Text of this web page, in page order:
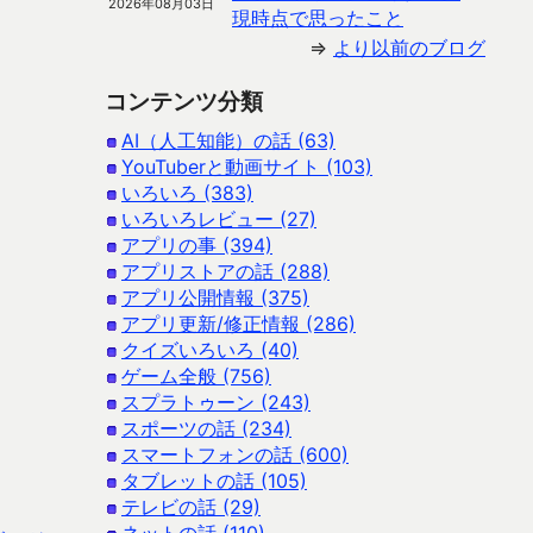
2026年08月03日
現時点で思ったこと
⇒ より以前のブログ
コンテンツ分類
AI（人工知能）の話 (63)
YouTuberと動画サイト (103)
いろいろ (383)
いろいろレビュー (27)
アプリの事 (394)
アプリストアの話 (288)
アプリ公開情報 (375)
アプリ更新/修正情報 (286)
クイズいろいろ (40)
ゲーム全般 (756)
スプラトゥーン (243)
スポーツの話 (234)
スマートフォンの話 (600)
タブレットの話 (105)
テレビの話 (29)